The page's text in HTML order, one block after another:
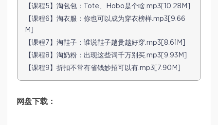
【课程5】淘包包：Tote、Hobo是个啥.mp3[10.28M]
【课程6】淘衣服：你也可以成为穿衣榜样.mp3[9.66
M]
【课程7】淘鞋子：谁说鞋子越贵越好穿.mp3[8.61M]
【课程8】淘奶粉：出现这些词千万别买.mp3[9.93M]
【课程9】折扣不常有省钱妙招可以有.mp3[7.90M]
网盘下载：